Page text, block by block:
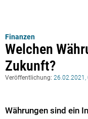
Finanzen
Welchen
Zukunft?
Veröffentlichung: 26.02.2021,
Währungen sind ein